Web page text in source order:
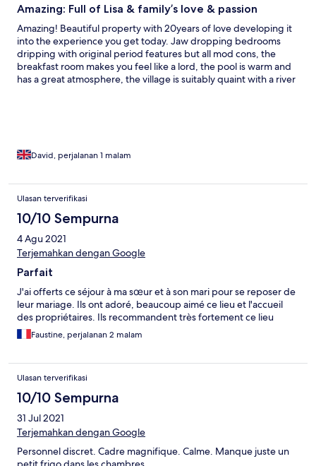
Amazing: Full of Lisa & family’s love & passion
Amazing! Beautiful property with 20years of love developing it
into the experience you get today. Jaw dropping bedrooms
dripping with original period features but all mod cons, the
breakfast room makes you feel like a lord, the pool is warm and
has a great atmosphere, the village is suitably quaint with a river
David, perjalanan 1 malam
Ulasan terverifikasi
10/10 Sempurna
4 Agu 2021
Terjemahkan dengan Google
Parfait
J'ai offerts ce séjour à ma sœur et à son mari pour se reposer de
leur mariage. Ils ont adoré, beaucoup aimé ce lieu et l'accueil
des propriétaires. Ils recommandent très fortement ce lieu
Faustine, perjalanan 2 malam
Ulasan terverifikasi
10/10 Sempurna
31 Jul 2021
Terjemahkan dengan Google
Personnel discret. Cadre magnifique. Calme. Manque juste un